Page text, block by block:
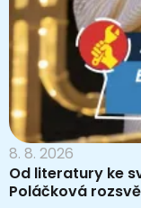
8. 8. 2026
Od literatury ke
Poláčková